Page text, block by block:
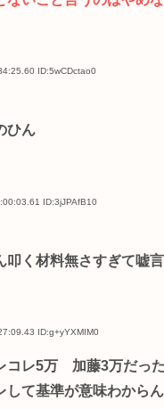
ID:5wCDctao0
ひん
ID:3jJPAfB10
叩く材料無さすぎて嘘
ID:g+yYXMIM0
コレ5万 加藤3万だっ
して基準が意味わからん